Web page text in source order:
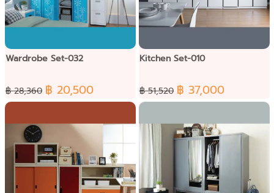
Wardrobe Set-032
฿ 28,360 ฿ 20,500
Kitchen Set-010
฿ 51,520 ฿ 37,000